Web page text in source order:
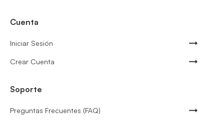
Cuenta
Iniciar Sesión
Crear Cuenta
Soporte
Preguntas Frecuentes (FAQ)